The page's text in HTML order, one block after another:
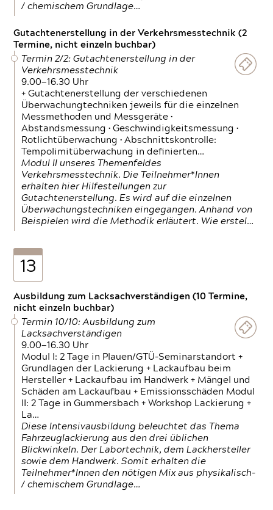
/ chemischem Grundlage…
Gutachtenerstellung in der Verkehrsmesstechnik (2
Termine, nicht einzeln buchbar)
Termin 2/2: Gutachtenerstellung in der
Verkehrsmesstechnik
9.00—16.30 Uhr
+ Gutachtenerstellung der verschiedenen
Überwachungtechniken jeweils für die einzelnen
Messmethoden und Messgeräte •
Abstandsmessung • Geschwindigkeitsmessung •
Rotlichtüberwachung • Abschnittskontrolle:
Tempolimitüberwachung in definierten…
Modul II unseres Themenfeldes
Verkehrsmesstechnik. Die Teilnehmer*Innen
erhalten hier Hilfestellungen zur
Gutachtenerstellung. Es wird auf die einzelnen
Überwachungstechniken eingegangen. Anhand von
Beispielen wird die Methodik erläutert. Wie erstel…
13
Ausbildung zum Lacksachverständigen (10 Termine,
nicht einzeln buchbar)
Termin 10/10: Ausbildung zum
Lacksachverständigen
9.00—16.30 Uhr
Modul I: 2 Tage in Plauen/GTÜ-Seminarstandort +
Grundlagen der Lackierung + Lackaufbau beim
Hersteller + Lackaufbau im Handwerk + Mängel und
Schäden am Lackaufbau + Emissionsschäden Modul
II: 2 Tage in Gummersbach + Workshop Lackierung +
La…
Diese Intensivausbildung beleuchtet das Thema
Fahrzeuglackierung aus den drei üblichen
Blickwinkeln. Der Labortechnik, dem Lackhersteller
sowie dem Handwerk. Somit erhalten die
Teilnehmer*Innen den nötigen Mix aus physikalisch-
/ chemischem Grundlage…